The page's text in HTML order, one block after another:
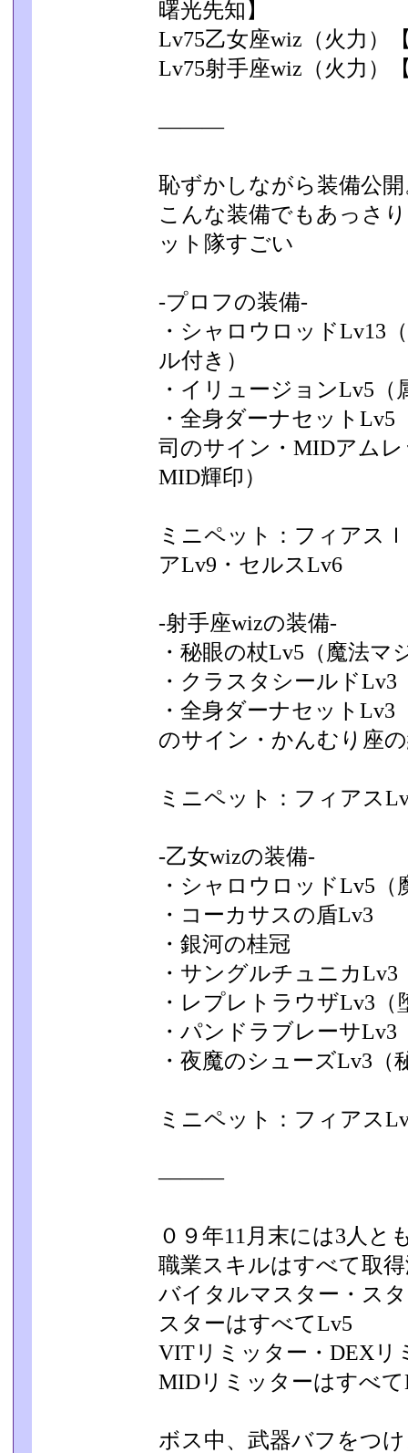
曙光先知】
Lv75乙女座wiz（火力
Lv75射手座wiz（火力
―――
恥ずかしながら装備公
こんな装備でもあっさ
ット隊すごい
-プロフの装備-
・シャロウロッドLv13
ル付き）
・イリュージョンLv5（
・全身ダーナセット
司のサイン・MIDアム
MID輝印）
ミニペット：フィアス
アLv9・セルスLv6
-射手座wizの装備-
・秘眼の杖Lv5（魔法マ
・クラスタシールドLv3
・全身ダーナセット
のサイン・かんむり座
ミニペット：フィアス
-乙女wizの装備-
・シャロウロッドLv5（
・コーカサスの盾Lv3
・銀河の桂冠
・サングルチュニカ
・レプレトラウザLv3（
・パンドラブレーサ
・夜魔のシューズLv3（
ミニペット：フィアス
―――
０９年11月末には3人
職業スキルはすべて取
バイタルマスター・ス
スターはすべてLv5
VITリミッター・DEXリ
MIDリミッターはすべ
ボス中、武器バフをつ